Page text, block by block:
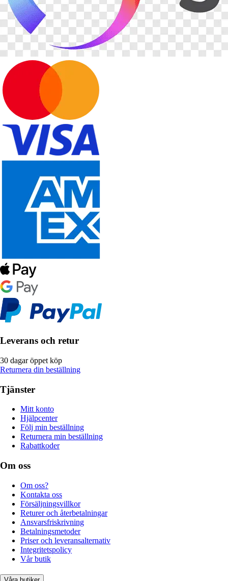
Leverans och retur
30 dagar öppet köp
Returnera din beställning
Tjänster
Mitt konto
Hjälpcenter
Följ min beställning
Returnera min beställning
Rabattkoder
Om oss
Om oss?
Kontakta oss
Försäljningsvillkor
Returer och återbetalningar
Ansvarsfriskrivning
Betalningsmetoder
Priser och leveransalternativ
Integritetspolicy
Vår butik
Våra butiker